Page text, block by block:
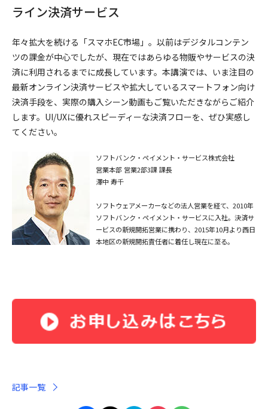
ライン決済サービス
年々拡大を続ける「スマホEC市場」。以前はデジタルコンテン
ツの課金が中心でしたが、現在ではあらゆる物販やサービスの決
済に利用されるまでに成長しています。本講演では、いま注目の
最新オンライン決済サービスや拡大しているスマートフォン向け
決済手段を、実際の購入シーン動画もご覧いただきながらご紹介
します。UI/UXに優れスピーディーな決済フローを、ぜひ実感し
てください。
ソフトバンク・ペイメント・サービス株式会社
営業本部 営業2部3課 課長
澤中 寿千
ソフトウェアメーカーなどの法人営業を経て、2010年
ソフトバンク・ペイメント・サービスに入社。決済サ
ービスの新規開拓営業に携わり、2015年10月より西日
本地区の新規開拓責任者に着任し現在に至る。
記事一覧